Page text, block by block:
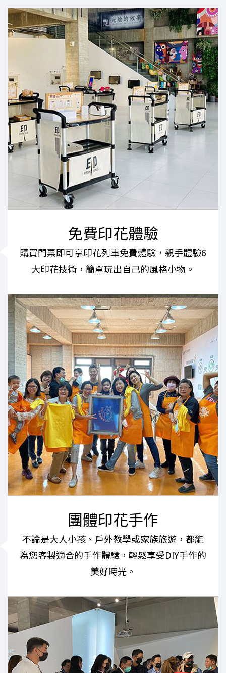
免費印花體驗
購買門票即可享印花列車免費體驗，親手體驗6
大印花技術，簡單玩出自己的風格小物。
團體印花手作
不論是大人小孩、戶外教學或家族旅遊，都能
為您客製適合的手作體驗，輕鬆享受DIY手作的
美好時光。